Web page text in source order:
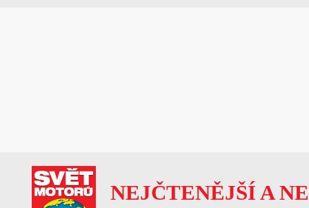
NEJČTENĚJŠÍ A